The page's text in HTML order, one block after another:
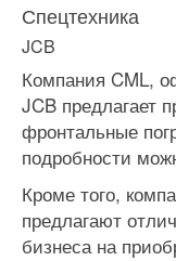
Спецтехника
JCB
Компания CML,
JCB предлагает
фронтальные
подробности
Кроме того,
предлагают
бизнеса на